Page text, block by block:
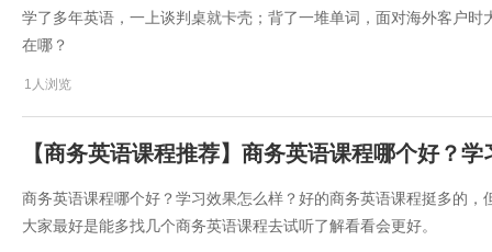
学了多年英语，一上谈判桌就卡壳；背了一堆单词，面对海外客户
在哪？
1人浏览
【商务英语课程推荐】商务英语课程哪个好？
商务英语课程哪个好？学习效果怎么样？好的商务英语课程挺多的
大家最好是能多找几个商务英语课程去试听了解看看会更好。